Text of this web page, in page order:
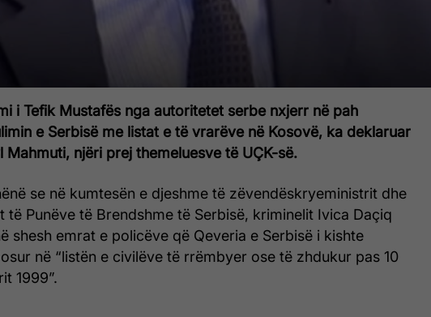
i Tefik Mustafës nga autoritetet serbe nxjerr në pah
e Serbisë me listat e të vrarëve në Kosovë, ka deklaruar
Mahmuti, njëri prej themeluesve të UÇK-së.
se në kumtesën e djeshme të zëvendëskryeministrit dhe
të Punëve të Brendshme të Serbisë, kriminelit Ivica Daçiq
shesh emrat e policëve që Qeveria e Serbisë i kishte
në “listën e civilëve të rrëmbyer ose të zhdukur pas 10
1999”.